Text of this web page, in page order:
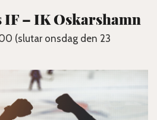
IF – IK Oskarshamn
(slutar onsdag den 23